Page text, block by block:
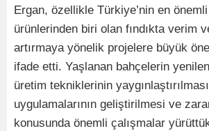
Ergan, özellikle Türkiye’nin en
ürünlerinden biri olan fındıkta verim
artırmaya yönelik projelere büyük
ifade etti. Yaşlanan bahçelerin
üretim tekniklerinin
uygulamalarının geliştirilmesi ve
konusunda önemli çalışmalar